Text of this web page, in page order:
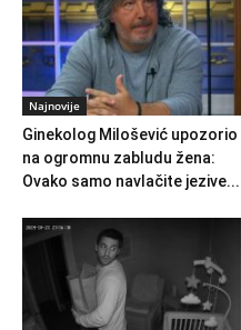
Najnovije
Ginekolog Milošević upozorio
na ogromnu zabludu žena:
Ovako samo navlačite jezive...